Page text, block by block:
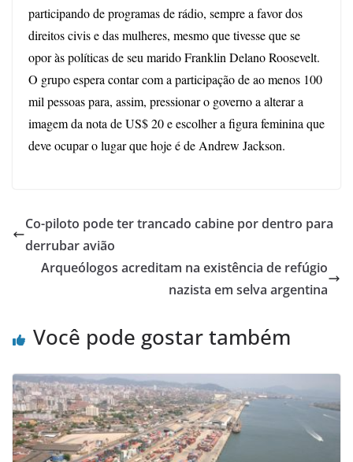
participando de programas de rádio, sempre a favor dos
direitos civis e das mulheres, mesmo que tivesse que se
opor às políticas de seu marido Franklin Delano Roosevelt.
O grupo espera contar com a participação de ao menos 100
mil pessoas para, assim, pressionar o governo a alterar a
imagem da nota de US$ 20 e escolher a figura feminina que
deve ocupar o lugar que hoje é de Andrew Jackson.
Co-piloto pode ter trancado cabine por dentro para
derrubar avião
Arqueólogos acreditam na existência de refúgio
nazista em selva argentina
Você pode gostar também